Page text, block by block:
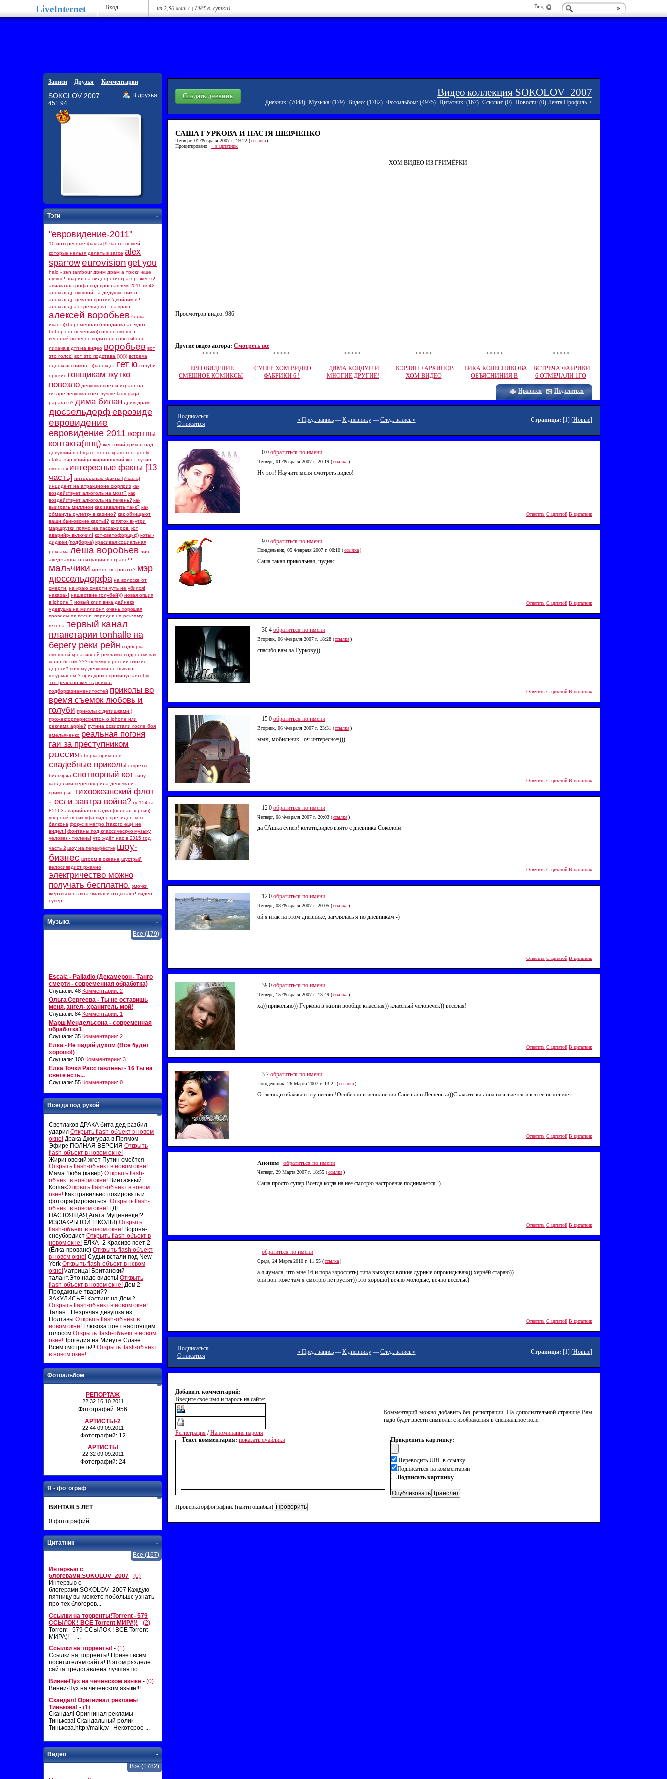
Вид
LiveInternet Вход из 2,50 млн. (+1385 в. сутки)
Записи Друзья
Комментарии
В друзья
SOKOLOV 2007
451 94
-
Тэги
"евровидение-2011"
‪интересные факты [9 часть]‬‏
10 вещей
которые нельзя делать в загсе alex
sparroweurovision get you
halo - zen tambour дрим драм а трюки еще
лучше! авария на видеорегистратор. жесть!
авиакатастрофа под ярославлем 2011 як 42
александр пушной - а дедушке никто...
александр цекало против 'двойников !
александра стрельцова - на краю
алексей воробьев белка
икает))) беременная блондинка анекдот
бобер ест печеньку))) очень смешно
веселый пылесос водитель снял гибель
лихача в дтп на видео воробьев вот
это голос! вот это подстава!))))))) встреча
одноклассников...)))анекдот гет ю голуби
оружие гонщикам жутко
повезло девушка поет и играет на
гитаре девушка поет лучше lady gaga -
paparazzi? дима билан дрим драм
дюссельдорф евровиде
евровидение
евровидение 2011жертвы
контакта(ппц) жестокий прикол над
девушкой в общаге жесть.краш тест geely
otaka жир убийца жириновский жгет путин
смеётся интересные факты [13
часть] интересные факты [7часть]
инцидент на атракционе сюрприз как
воздействует алкоголь на мозг? как
воздействует алкоголь на печень? как
выиграть миллион как завалить танк? как
обмануть рулетку в казино? как обчищают
ваши банковские карты!? кипяток внутри
маршрутки прямо на пассажиров. кот
аварийку включил! кот-светофорщик)) коты -
диджеи (подборка) красивая социальная
реклама леша воробьев лия
ахеджакова о ситуации в стране!!!
мальчики можно потрогать? мэр
дюссельдорфа на волоске от
смерти! на краю смерти чуть не убился!
наказан! нашествие голубей))) новая опция
в iphone!? новый клип вика дайнеко
«девушка на миллион» очень хорошая
правильная песня! пародия на рекламу
rexona первый канал
планетарии tonhalle на
берегу реки рейн подборка
смешной креативной рекламы подростки как
колят ботокс??? почему в россии плохие
дороги? почему девушки не бывают
штурманом!? придурок опрокинул автобус
это реально жесть прикол
подборказнаменитостей приколы во
время съемок любовь и
голуби приколы с детишками )
прожекторперисхилтон о iphone или
реклама apple? путина освистали после боя
емельяненко реальная погоня
гаи за преступником
россия сборка приколов
свадебные приколы секреты
бильярда снотворный кот тину
канделаки переговорила девочка из
приморья! тихоокеанский флот
- если завтра война? ту-154 ra-
85563 аварийная посадка (полная версия)
упорный песик уфа вид с президенского
балкона фокус в метро!!такого ещё не
видел!! фонтаны под классическую музыку
человек - тюлень! что ждёт нас в 2015 год
часть 2 шоу на перекрёстке шоу-
бизнес шторм в океане шустрый
велосипедист ржачно
электричество можно
получать бесплатно. эмочки
жертвы контакта ямакаси отдыхают! видео
супер
-
Музыка
Все (179)
Escala - Palladio (Декамерон - Танго
смерти - современная обработка)
Слушали: 48 Комментарии: 2
Ольга Сергеева - Ты не оставишь
меня, ангел- хранитель мой!
Слушали: 84 Комментарии: 1
Марш Мендельсона - современная
обработка1
Слушали: 35 Комментарии: 2
Ёлка - Не падай духом (Всё будет
хорошо!)
Слушали: 100 Комментарии: 3
Ёлка Точки Расставлены - 16 Ты на
свете есть...
Слушали: 55 Комментарии: 0
Всегда под рукой
Светлаков ДРАКА бита дед разбил
ударил Открыть flash-объект в новом
окне! Драка Джигурда в Прямом
Эфире ПОЛНАЯ ВЕРСИЯ Открыть
flash-объект в новом окне!
Жириновский жгет Путин смеётся
Открыть flash-объект в новом окне!
Мама Люба (кавер) Открыть flash-
объект в новом окне! Винтажный
КошакОткрыть flash-объект в новом
окне! Как правильно позировать и
фотографироваться. Открыть flash-
объект в новом окне! ГДЕ
НАСТОЯЩАЯ Агата Муцениеце!?
ИЗ(ЗАКРЫТОЙ ШКОЛЫ) Открыть
flash-объект в новом окне! Ворона-
сноубордист Открыть flash-объект в
новом окне! ЕЛКА -2 Красиво поет 2
(Ёлка-прованс) Открыть flash-объект
в новом окне! Судьи встали под New
York Открыть flash-объект в новом
окне!Матрица! Британский
талант.Это надо видеть! Открыть
flash-объект в новом окне! Дом 2
Продажные твари??
ЗАКУЛИСЬЕ!.Кастинг на Дом 2
Открыть flash-объект в новом окне!
Талант. Незрячая девушка из
Полтавы Открыть flash-объект в
новом окне! Глюкоза поёт настоящим
голосом Открыть flash-объект в новом
окне! Трогедия на Минуте Славе.
Всем смотреть!!! Открыть flash-объект
в новом окне!
Фотоальбом
РЕПОРТАЖ
22:32 16.10.2011
Фотографий: 956
АРТИСТЫ-2
22:44 09.09.2011
Фотографий: 12
АРТИСТЫ
22:32 09.09.2011
Фотографий: 24
Я - фотограф
ВИНТАЖ 5 ЛЕТ
0 фотографий
-
Цитатник
Все (167)
Интервью с
блогерами.SOKOLOV_2007 - (0)
Интервью с
блогерами.SOKOLOV_2007 Каждую
пятницу вы можете побольше узнать
про тех блогеров...
Ссылки на торренты!Torrent - 579
ССЫЛОК ! ВСЕ Torrent МИРА)! - (2)
Torrent - 579 ССЫЛОК ! ВСЕ Torrent
МИРА)! ...
Ссылки на торренты! - (1)
Ссылки на торренты! Привет всем
посетителям сайта! В этом разделе
сайта представлена лучшая по...
Винни-Пух на чеченском языке - (0)
Винни-Пух на чеченском языке!!!
Скандал! Оригнинал рекламы
Тинькова! - (1)
Скандал! Оригнинал рекламы
Тинькова! Скандальный ролик
Тинькова.http://maik.tv Некоторое ...
-
Видео
Все (1782)
Создать дневник Видео коллекция SOKOLOV_2007
Дневник: (7048) Музыка: (179) Видео: (1782) Фотоальбом: (4975) Цитатник: (167) Ссылки: (0) Новости: (0) Лента Профиль->
САША ГУРКОВА И НАСТЯ ШЕВЧЕНКО
Четверг, 01 Февраля 2007 г. 19:22 (ссылка)
Процитировано
+ в цитатник
Просмотров видео: 986
ХОМ ВИДЕО ИЗ ГРИМЁРКИ
Нравится Поделиться
Другие видео автора: Смотреть все
<<<<<
ЕВРОВИДЕНИЕ
СМЕШНОЕ КОМИКСЫ
<<<<<
СУПЕР ХОМ ВИДЕО
ФАБРИКИ 6 !
<<<<<
ДИМА КОЛДУН И
МНОГИЕ ДРУГИЕ!
>>>>>
КОРЗИН +АРХИПОВ
ХОМ ВИДЕО
>>>>>
ВИКА КОЛЕСНИКОВА
ОБЪЯСНИНИЯ В
>>>>>
ВСТРЕЧА ФАБРИКИ
6 ОТМЕЧАЛИ 1ГО
Подписаться
Отписаться
« Пред. запись— К дневнику— След. запись » Страницы: [1] [Новые]
0 0 обратиться по имени
Четверг, 01 Февраля 2007 г. 20:19 (ссылка)
Ну вот! Научите меня смотреть видео!
Ответить С цитатой В цитатник
9 0 обратиться по имени
Понедельник, 05 Февраля 2007 г. 00:10 (ссылка)
Саша такая прикольная, чудная
Ответить С цитатой В цитатник
30 4 обратиться по имени
Вторник, 06 Февраля 2007 г. 18:28 (ссылка)
cпасибо вам за Гуркову))
Ответить С цитатой В цитатник
15 0 обратиться по имени
Вторник, 06 Февраля 2007 г. 23:31 (ссылка)
ммм, мобильник...оч интересно=)))
Ответить С цитатой В цитатник
12 0 обратиться по имени
Четверг, 08 Февраля 2007 г. 20:03 (ссылка)
да САшка супер! кстати,видео взято с дневника Соколова
Ответить С цитатой В цитатник
12 0 обратиться по имени
Четверг, 08 Февраля 2007 г. 20:05 (ссылка)
ой я итак на этом дневнике, загулялась я по дневникам -)
Ответить С цитатой В цитатник
39 0 обратиться по имени
Четверг, 15 Февраля 2007 г. 13:49 (ссылка)
ха)) прикольно)) Гуркова в жизни вообще классная)) классный человечек)) весёлая!
Ответить С цитатой В цитатник
3 2 обратиться по имени
Понедельник, 26 Марта 2007 г. 13:21 (ссылка)
О господи обажкаю эту песню!!Особенно в исполнении Санечки и Лёшеньки))Скажите как она называется и кто её исполняет
Ответить С цитатой В цитатник
Аноним обратиться по имени
Четверг, 29 Марта 2007 г. 18:55 (ссылка)
Саша просто супер.Всегда когда на нее смотрю настроение поднимается.:)
Ответить С цитатой В цитатник
обратиться по имени
Среда, 24 Марта 2010 г. 11:55 (ссылка)
а я думала, что мне 16 и пора взрослеть) типа выходки всякие дурные опрокидываю)) хернёй стараю))
они вон тоже там я смотрю не грустят)) это хорошо) вечно молодые, вечно весёлые)
Ответить С цитатой В цитатник
Подписаться
Отписаться
« Пред. запись— К дневнику— След. запись » Страницы: [1] [Новые]
Добавить комментарий:
Введите свое имя и пароль на сайте:
Регистрация /Напоминание пароля
Комментарий можно добавить без регистрации. На дополнительной странице Вам
надо будет ввести символы с изображения в специальное поле.
Текст комментария: показать смайлики
Проверка орфографии: (найти ошибки)
Прикрепить картинку:
Переводить URL в ссылку
Подписаться на комментарии
Подписать картинку